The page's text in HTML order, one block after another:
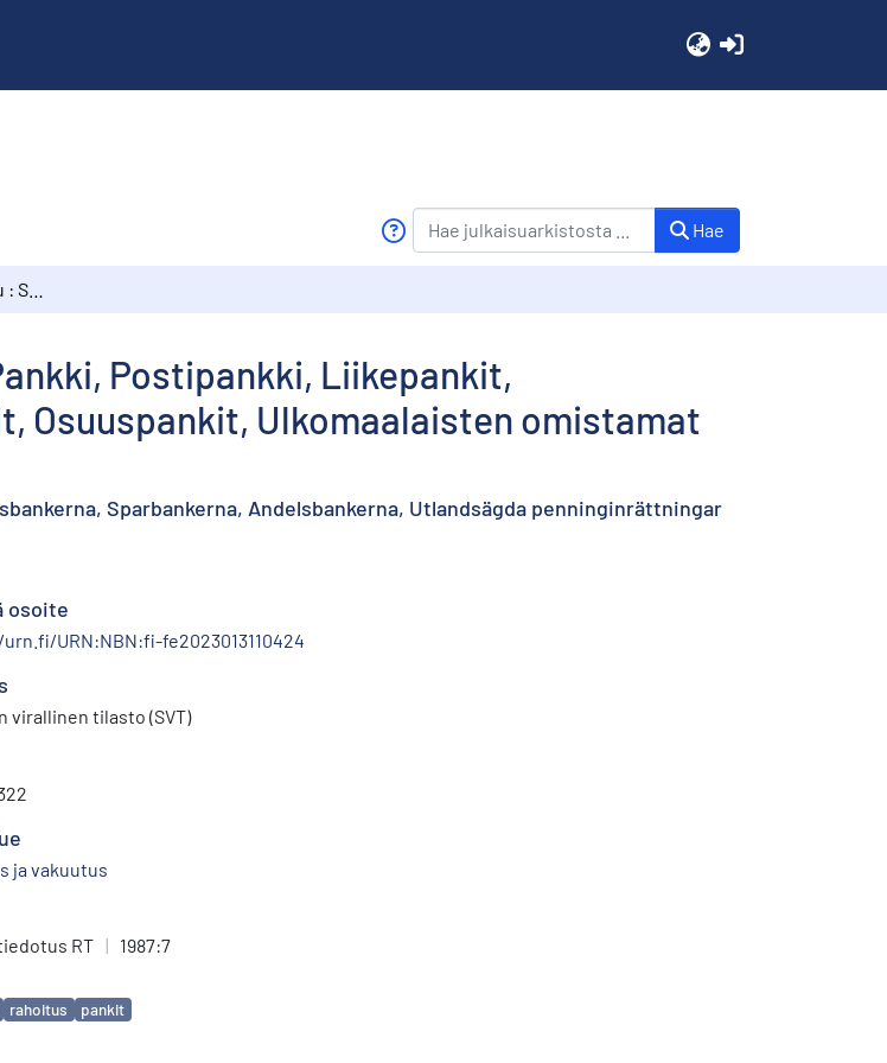
Hae
Postipankki, Liikepankit,
Osuuspankit, Ulkomaalaisten omistamat
Sparbankerna, Andelsbankerna, Utlandsägda penninginrättningar
osoite
URN:NBN:fi-fe2023013110424
virallinen tilasto (SVT)
ja vakuutus
RT | 1987:7
rahoitus pankit